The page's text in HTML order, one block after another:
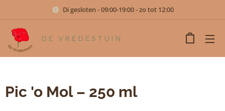
Di gesloten - 09:00-19:00 - zo tot 12:00
DE VREDESTUIN
Pic 'o Mol – 250 ml